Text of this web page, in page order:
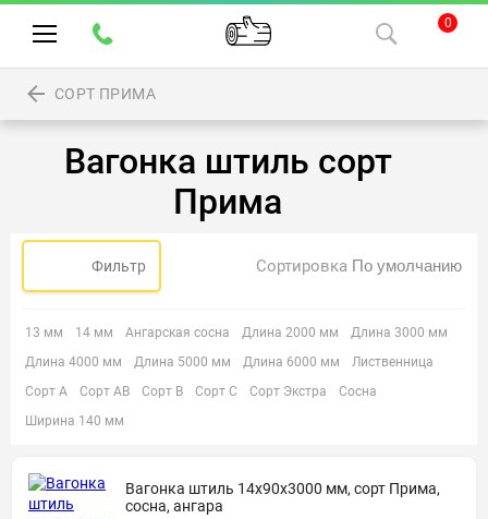
0
СОРТ ПРИМА
Вагонка штиль сорт
Прима
Фильтр Сортировка
13 мм 14 мм Ангарская сосна Длина 2000 мм
Длина 3000 мм
Длина 4000 мм
Длина 5000 мм Длина 6000 мм
Лиственница
Сорт А
Сорт АВ Сорт В Сорт С Сорт Экстра
Сосна
Ширина 140 мм
Вагонка штиль 14х90х3000 мм, сорт Прима,
сосна, ангара